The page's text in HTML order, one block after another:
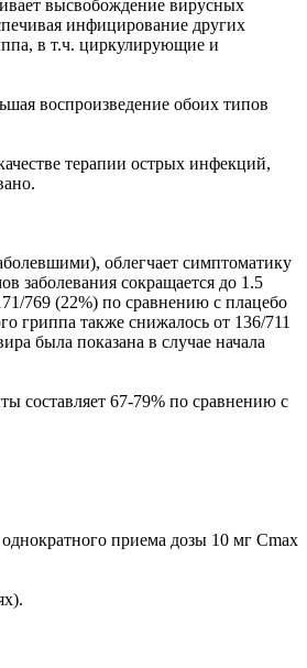
высвобождение вирусных
инфицирование других
в т.ч. циркулирующие и
воспроизведение обоих типов
терапии острых инфекций,
облегчает симптоматику
заболевания сокращается до 1.5
769 (22%) по сравнению с плацебо
гриппа также снижалось от 136/711
была показана в случае начала
составляет 67-79% по сравнению с
приема дозы 10 мг Cmax